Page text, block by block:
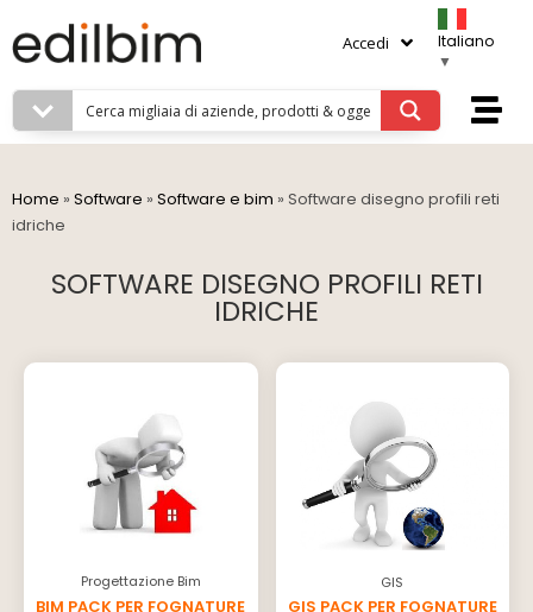
Accedi
Italiano
▼
Home » Software » Software e bim » Software disegno profili reti
idriche
SOFTWARE DISEGNO PROFILI RETI
IDRICHE
Progettazione Bim
BIM PACK PER FOGNATURE
GIS
GIS PACK PER FOGNATURE